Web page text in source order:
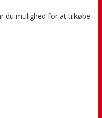
du mulighed for at tilkøbe